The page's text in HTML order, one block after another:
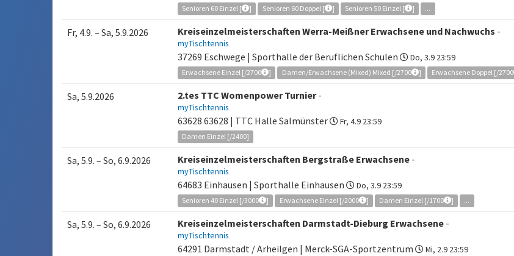
Senioren 60 Einzel [ ] Senioren 60 Doppel [ ] Senioren 50 Einzel [ ] ...
Fr, 4.9. – Sa, 5.9.2026 Kreiseinzelmeisterschaften Werra-Meißner Erwachsene und Nachwuchs -
myTischtennis
37269 Eschwege | Sporthalle der Beruflichen Schulen Do, 3.9 23:59
Erwachsene Einzel [/2700 ] Damen/Erwachsene (Mixed) Mixed [/2700 ] Erwachsene Doppel [/2700
Sa, 5.9.2026 2.tes TTC Womenpower Turnier-
myTischtennis
63628 63628 | TTC Halle Salmünster Fr, 4.9 23:59
Damen Einzel [/2400]
Sa, 5.9. – So, 6.9.2026 Kreiseinzelmeisterschaften Bergstraße Erwachsene -
myTischtennis
64683 Einhausen | Sporthalle Einhausen Do, 3.9 23:59
Senioren 40 Einzel [/3000 ] Erwachsene Einzel [/2000 ] Damen Einzel [/1700 ] ...
Sa, 5.9. – So, 6.9.2026 Kreiseinzelmeisterschaften Darmstadt-Dieburg Erwachsene -
myTischtennis
64291 Darmstadt / Arheilgen | Merck-SGA-Sportzentrum Mi, 2.9 23:59